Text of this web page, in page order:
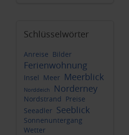
Schlüsselwörter
Anreise Bilder
Ferienwohnung
Insel Meer Meerblick
Norddeich Norderney
Nordstrand Preise
Seeadler Seeblick
Sonnenuntergang
Wetter